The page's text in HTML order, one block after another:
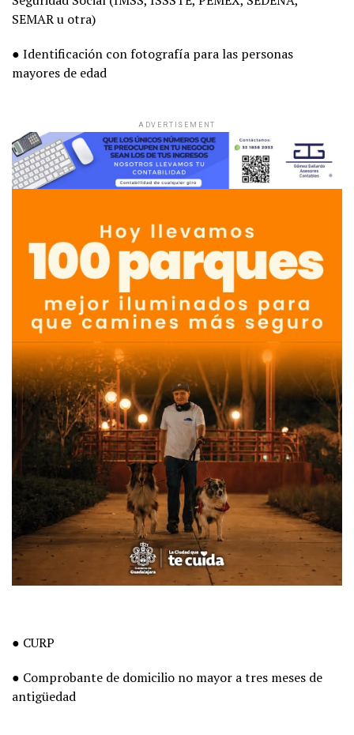
SEMAR u otra)
● Identificación con fotografía para las personas
mayores de edad
ADVERTISEMENT
● CURP
● Comprobante de domicilio no mayor a tres meses de
antigüedad